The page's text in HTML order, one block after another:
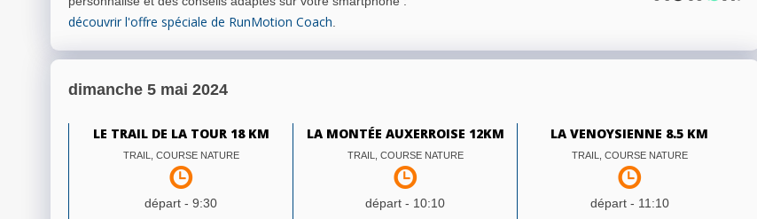
découvrir l'offre spéciale de RunMotion Coach.
dimanche 5 mai 2024
LE TRAIL DE LA TOUR 18 KM
TRAIL, COURSE NATURE
départ - 9:30
LA MONTÉE AUXERROISE 12KM
TRAIL, COURSE NATURE
départ - 10:10
LA VENOYSIENNE 8.5 KM
TRAIL, COURSE NATURE
départ - 11:10